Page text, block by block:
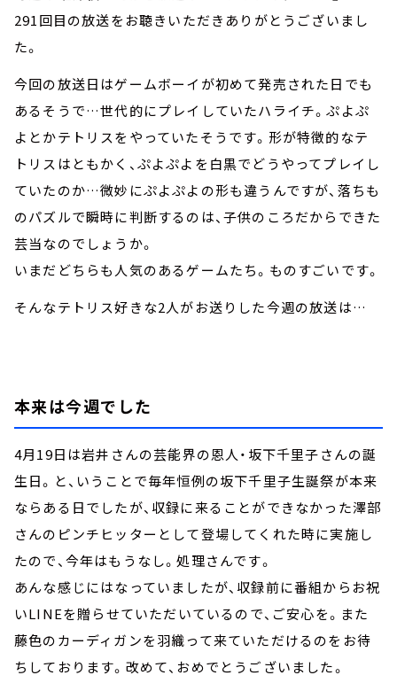
291回目の放送をお聴きいただきありがとうございまし
た。
今回の放送日はゲームボーイが初めて発売された日でも
あるそうで…世代的にプレイしていたハライチ。ぷよぷ
よとかテトリスをやっていたそうです。形が特徴的なテ
トリスはともかく、ぷよぷよを白黒でどうやってプレイし
ていたのか…微妙にぷよぷよの形も違うんですが、落ちも
のパズルで瞬時に判断するのは、子供のころだからできた
芸当なのでしょうか。
いまだどちらも人気のあるゲームたち。ものすごいです。
そんなテトリス好きな2人がお送りした今週の放送は…
本来は今週でした
4月19日は岩井さんの芸能界の恩人・坂下千里子さんの誕
生日。と、いうことで毎年恒例の坂下千里子生誕祭が本来
ならある日でしたが、収録に来ることができなかった澤部
さんのピンチヒッターとして登場してくれた時に実施し
たので、今年はもうなし。処理さんです。
あんな感じにはなっていましたが、収録前に番組からお祝
いLINEを贈らせていただいているので、ご安心を。また
藤色のカーディガンを羽織って来ていただけるのをお待
ちしております。改めて、おめでとうございました。